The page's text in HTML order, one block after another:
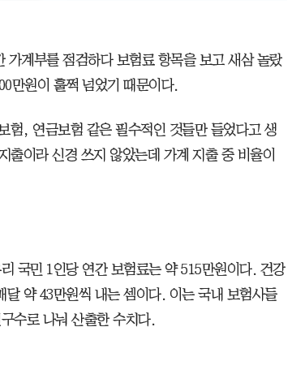
가계부를 점검하다 보험료 항목을 보고 새삼 놀랐
만원이 훌쩍 넘었기 때문이다.
험, 연금보험 같은 필수적인 것들만 들었다고 생
출이라 신경 쓰지 않았는데 가계 지출 중 비율이
국민 1인당 연간 보험료는 약 515만원이다. 건강
달 약 43만원씩 내는 셈이다. 이는 국내 보험사들
수로 나눠 산출한 수치다.